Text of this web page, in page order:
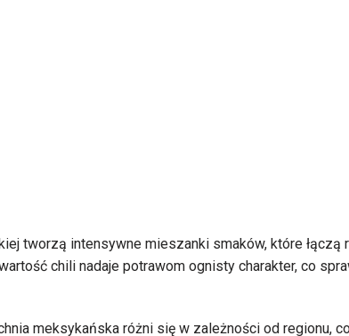
tworzą intensywne mieszanki smaków, które łączą
chili nadaje potrawom ognisty charakter, co
meksykańska różni się w zależności od regionu,